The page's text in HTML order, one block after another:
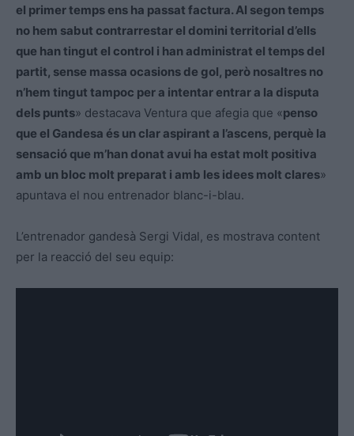
el primer temps ens ha passat factura. Al segon temps
no hem sabut contrarrestar el domini territorial d’ells
que han tingut el control i han administrat el temps del
partit, sense massa ocasions de gol, però nosaltres no
n’hem tingut tampoc per a intentar entrar a la disputa
dels punts» destacava Ventura que afegia que «penso
que el Gandesa és un clar aspirant a l’ascens, perquè la
sensació que m’han donat avui ha estat molt positiva
amb un bloc molt preparat i amb les idees molt clares»
apuntava el nou entrenador blanc-i-blau.
L’entrenador gandesà Sergi Vidal, es mostrava content
per la reacció del seu equip: